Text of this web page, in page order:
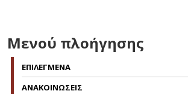
Μενού πλοήγησης
ΕΠΙΛΕΓΜΕΝΑ
ΑΝΑΚΟΙΝΩΣΕΙΣ